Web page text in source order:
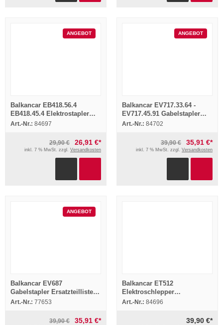
ANGEBOT
Balkancar EB418.56.4
EB418.45.4 Elektrostapler
Ersatzteilliste 1978 Parts List
Art.-Nr.: 84697
29,90 € 26,91 €*
inkl. 7 % MwSt. zzgl. Versandkosten
ANGEBOT
Balkancar EV717.33.64 -
EV717.45.91 Gabelstapler
Betriebsanleitung 1980
Art.-Nr.: 84702
39,90 € 35,91 €*
inkl. 7 % MwSt. zzgl. Versandkosten
ANGEBOT
Balkancar EV687
Gabelstapler Ersatzteilliste
Parts List Pieces detachees
Art.-Nr.: 77653
39,90 € 35,91 €*
Balkancar ET512
Elektroschlepper
Ersatzteilliste Parts List
Art.-Nr.: 84696
39,90 €*